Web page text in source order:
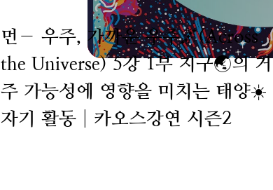
먼― 우주, 가까운 우주🌌(Across
the Universe) 5강 1부 지구🌏의 거
주 가능성에 영향을 미치는 태양☀️
자기 활동│카오스강연 시즌2